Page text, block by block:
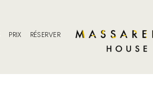
PRIX RÉSERVER